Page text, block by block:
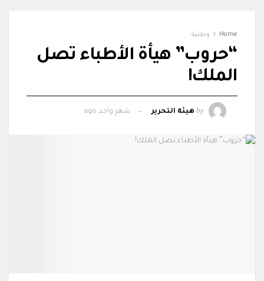
Home وطنية
“حروب” هيأة الأطباء تصل
الملك!
by هيئة التحرير شهر واحد ago